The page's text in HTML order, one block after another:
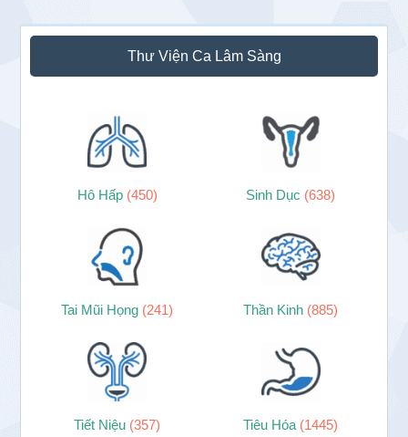
Sidebar
chính
Thư Viện Ca Lâm Sàng
Hô Hấp (450) Sinh Dục (638)
Tai Mũi Họng (241) Thần Kinh (885)
Tiết Niệu (357) Tiêu Hóa (1445)